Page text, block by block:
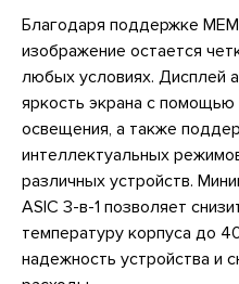
Благодаря поддержке
изображение остается
любых условиях. Дисплей
яркость экрана с
освещения, а также
интеллектуальных
различных устройств.
ASIC 3-в-1 позволяет
температуру корпуса до
надежность устройства и